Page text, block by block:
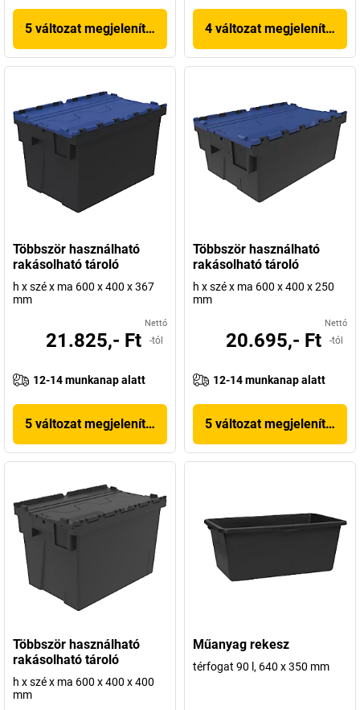
5 változat megjelenítése 4 változat megjelenítése
Többször használható
rakásolható tároló
h x szé x ma 600 x 400 x 367
mm
Nettó
21.825,- Ft -tól
12-14 munkanap alatt
5 változat megjelenítése
Többször használható
rakásolható tároló
h x szé x ma 600 x 400 x 250
mm
Nettó
20.695,- Ft -tól
12-14 munkanap alatt
5 változat megjelenítése
Többször használható
rakásolható tároló
h x szé x ma 600 x 400 x 400
mm
Műanyag rekesz
térfogat 90 l, 640 x 350 mm